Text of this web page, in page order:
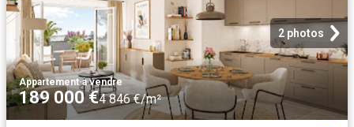
2 photos
Appartement·à vendre
189 000 €4 846 €/m²